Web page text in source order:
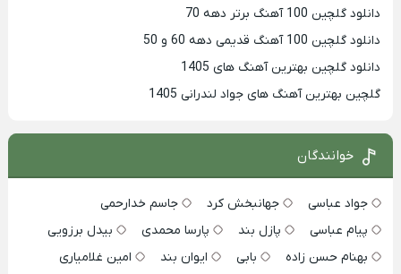
دانلود گلچین 100 آهنگ برتر دهه 70
دانلود گلچین 100 آهنگ قدیمی دهه 60 و 50
دانلود گلچین بهترین آهنگ های 1405
گلچین بهترین آهنگ های جواد لندرانی 1405
خوانندگان
جواد عباسی جهانبخش کرد
جاسم خدارحمی
پیام عباسی
پازل بند پارسا محمدی
بیدل برزویی
بهنام حسن زاده
بابی ایوان بند
امین غلامیاری